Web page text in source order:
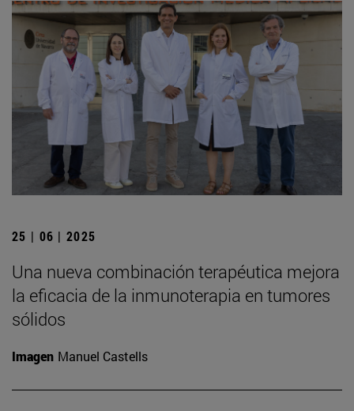
25 | 06 | 2025
Una nueva combinación terapéutica mejora
la eficacia de la inmunoterapia en tumores
sólidos
Imagen Manuel Castells